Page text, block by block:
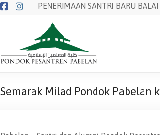
PENERIMAAN SANTRI BARU
Balai
Pendidikan
Pesantren
Semarak Milad Pondok Pabelan